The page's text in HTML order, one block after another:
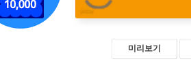
미리보기